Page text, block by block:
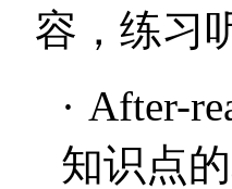
容，练习
· After-
知识点